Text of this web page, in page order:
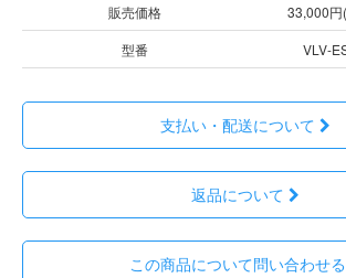
販売価格
33,000円
型番
VLV-
支払い・配送について
返品について
この商品について問い合わせる